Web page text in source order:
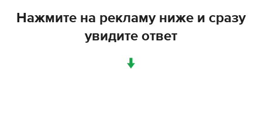
Нажмите на рекламу ниже и сразу
увидите ответ
↓